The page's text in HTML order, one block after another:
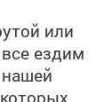
или
ездим